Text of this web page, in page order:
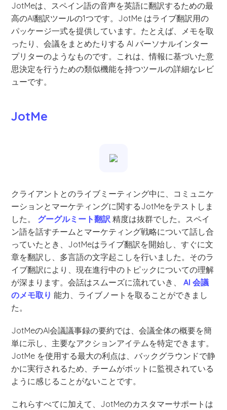
JotMeは、スペイン語の音声を英語に翻訳するための最
高のAI翻訳ツールの1つです。JotMe はライブ翻訳用の
パッケージ一式を提供しています。たとえば、メモを取
ったり、会議をまとめたりする AI パーソナルインター
プリターのようなものです。これは、情報に基づいた意
思決定を行うための類似機能を持つツールの詳細なレビ
ューです。
JotMe
クライアントとのライブミーティング中に、コミュニケ
ーションとマーケティングに関するJotMeをテストしま
した。 グーグルミート翻訳 精度は抜群でした。スペイ
ン語を話すチームとマーケティング戦略について話し合
っていたとき、JotMeはライブ翻訳を開始し、すぐに文
章を翻訳し、多言語の文字起こしを行いました。そのラ
イブ翻訳により、現在進行中のトピックについての理解
が深まります。会話はスムーズに流れていき、
AI 会議
のメモ取り 能力、ライブノートを取ることができまし
た。
JotMeのAI会議議事録の要約では、会議全体の概要を簡
単に示し、主要なアクションアイテムを特定できます。
JotMe を使用する最大の利点は、バックグラウンドで静
かに実行されるため、チームがボットに監視されている
ように感じることがないことです。
これらすべてに加えて、JotMeのカスタマーサポートは